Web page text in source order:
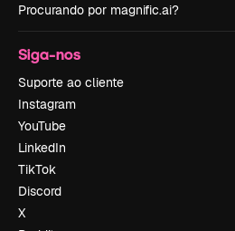
Procurando por magnific.ai?
Siga-nos
Suporte ao cliente
Instagram
YouTube
LinkedIn
TikTok
Discord
X